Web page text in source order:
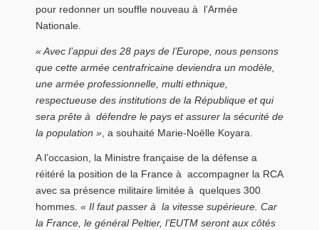
pour redonner un souffle nouveau à l’Armée
Nationale.
« Avec l’appui des 28 pays de l’Europe, nous pensons
que cette armée centrafricaine deviendra un modèle,
une armée professionnelle, multi ethnique,
respectueuse des institutions de la République et qui
sera prête à défendre le pays et assurer la sécurité de
la population » , a souhaité Marie-Noëlle Koyara.
A l’occasion, la Ministre française de la défense a
réitéré la position de la France à accompagner la RCA
avec sa présence militaire limitée à quelques 300
hommes. « Il faut passer à la vitesse supérieure. Car
la France, le général Peltier, l’EUTM seront aux côtés